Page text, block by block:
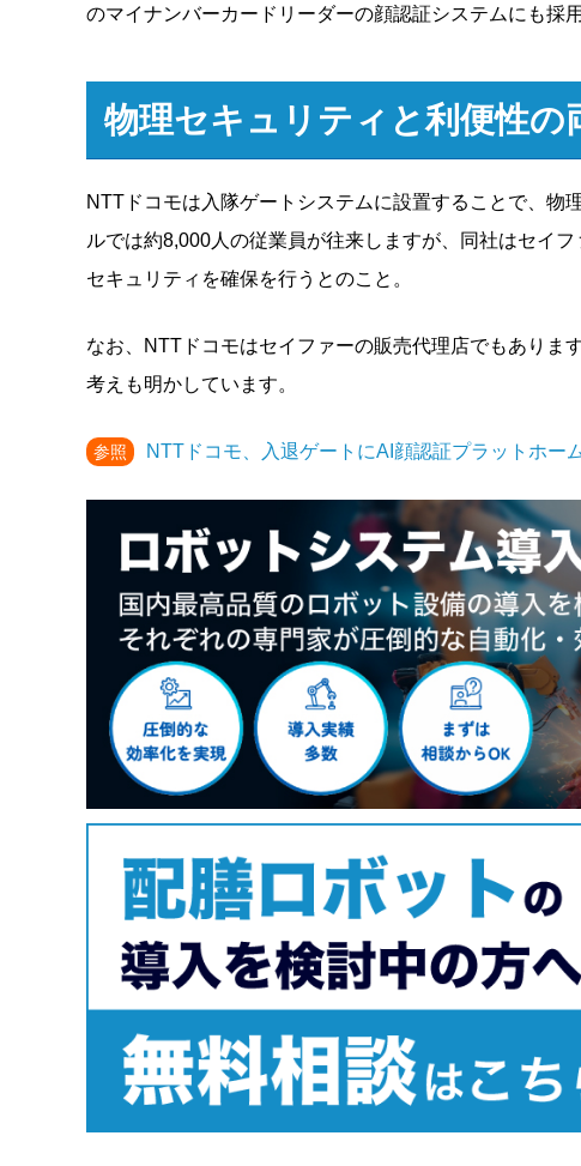
のマイナンバーカードリーダーの顔認証システムにも採
物理セキュリティと利便性の
NTTドコモは入隊ゲートシステムに設置することで、物
ルでは約8,000人の従業員が往来しますが、同社はセイ
セキュリティを確保を行うとのこと。
なお、NTTドコモはセイファーの販売代理店でもありま
考えも明かしています。
参照 NTTドコモ、入退ゲートにAI顔認証プラットホー